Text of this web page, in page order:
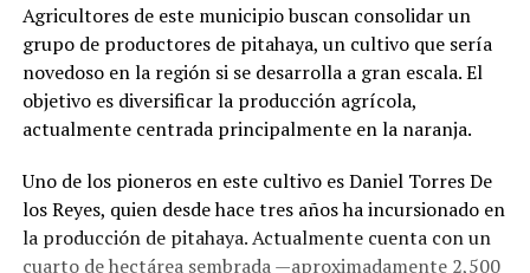
Agricultores de este municipio buscan consolidar un
grupo de productores de pitahaya, un cultivo que sería
novedoso en la región si se desarrolla a gran escala. El
objetivo es diversificar la producción agrícola,
actualmente centrada principalmente en la naranja.
Uno de los pioneros en este cultivo es Daniel Torres De
los Reyes, quien desde hace tres años ha incursionado en
la producción de pitahaya. Actualmente cuenta con un
cuarto de hectárea sembrada —aproximadamente 2,500